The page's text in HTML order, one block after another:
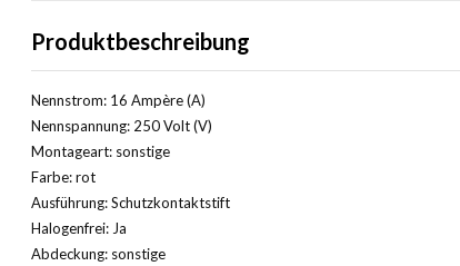
Produktbeschreibung
Nennstrom: 16 Ampère (A)
Nennspannung: 250 Volt (V)
Montageart: sonstige
Farbe: rot
Ausführung: Schutzkontaktstift
Halogenfrei: Ja
Abdeckung: sonstige